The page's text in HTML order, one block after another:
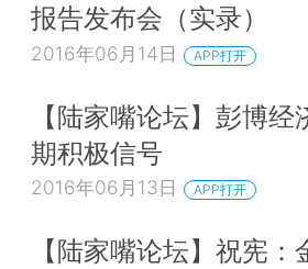
报告发布会（实录）
2016年06月14日 APP打开
【陆家嘴论坛】彭博
期积极信号
2016年06月13日 APP打开
【陆家嘴论坛】祝宪